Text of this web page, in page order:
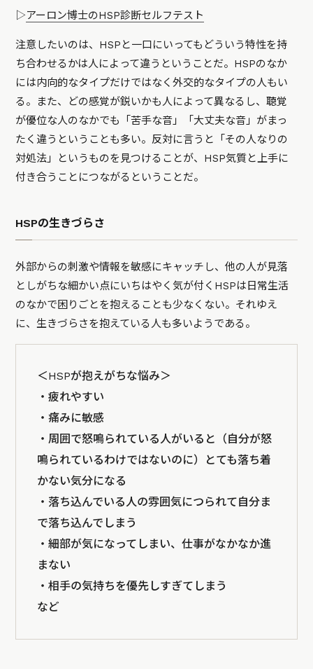
▷アーロン博士のHSP診断セルフテスト
注意したいのは、HSPと一口にいってもどういう特性を持
ち合わせるかは人によって違うということだ。HSPのなか
には内向的なタイプだけではなく外交的なタイプの人もい
る。また、どの感覚が鋭いかも人によって異なるし、聴覚
が優位な人のなかでも「苦手な音」「大丈夫な音」がまっ
たく違うということも多い。反対に言うと「その人なりの
対処法」というものを見つけることが、HSP気質と上手に
付き合うことにつながるということだ。
HSPの生きづらさ
外部からの刺激や情報を敏感にキャッチし、他の人が見落
としがちな細かい点にいちはやく気が付くHSPは日常生活
のなかで困りごとを抱えることも少なくない。それゆえ
に、生きづらさを抱えている人も多いようである。
＜HSPが抱えがちな悩み＞
・疲れやすい
・痛みに敏感
・周囲で怒鳴られている人がいると（自分が怒
鳴られているわけではないのに）とても落ち着
かない気分になる
・落ち込んでいる人の雰囲気につられて自分ま
で落ち込んでしまう
・細部が気になってしまい、仕事がなかなか進
まない
・相手の気持ちを優先しすぎてしまう
など